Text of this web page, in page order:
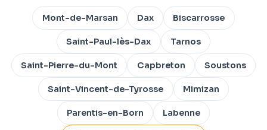
Mont-de-Marsan Dax Biscarrosse
Saint-Paul-lès-Dax Tarnos
Saint-Pierre-du-Mont Capbreton Soustons
Saint-Vincent-de-Tyrosse Mimizan
Parentis-en-Born Labenne